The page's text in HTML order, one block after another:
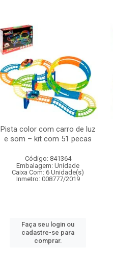
Pista color com carro de luz
e som – kit com 51 pecas
Código: 841364
Embalagem: Unidade
Caixa Com: 6 Unidade(s)
Inmetro: 008777/2019
Faça seu login ou
cadastre-se para
comprar.